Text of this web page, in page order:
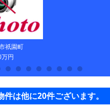
祇園町
円
は他に20件ございます。